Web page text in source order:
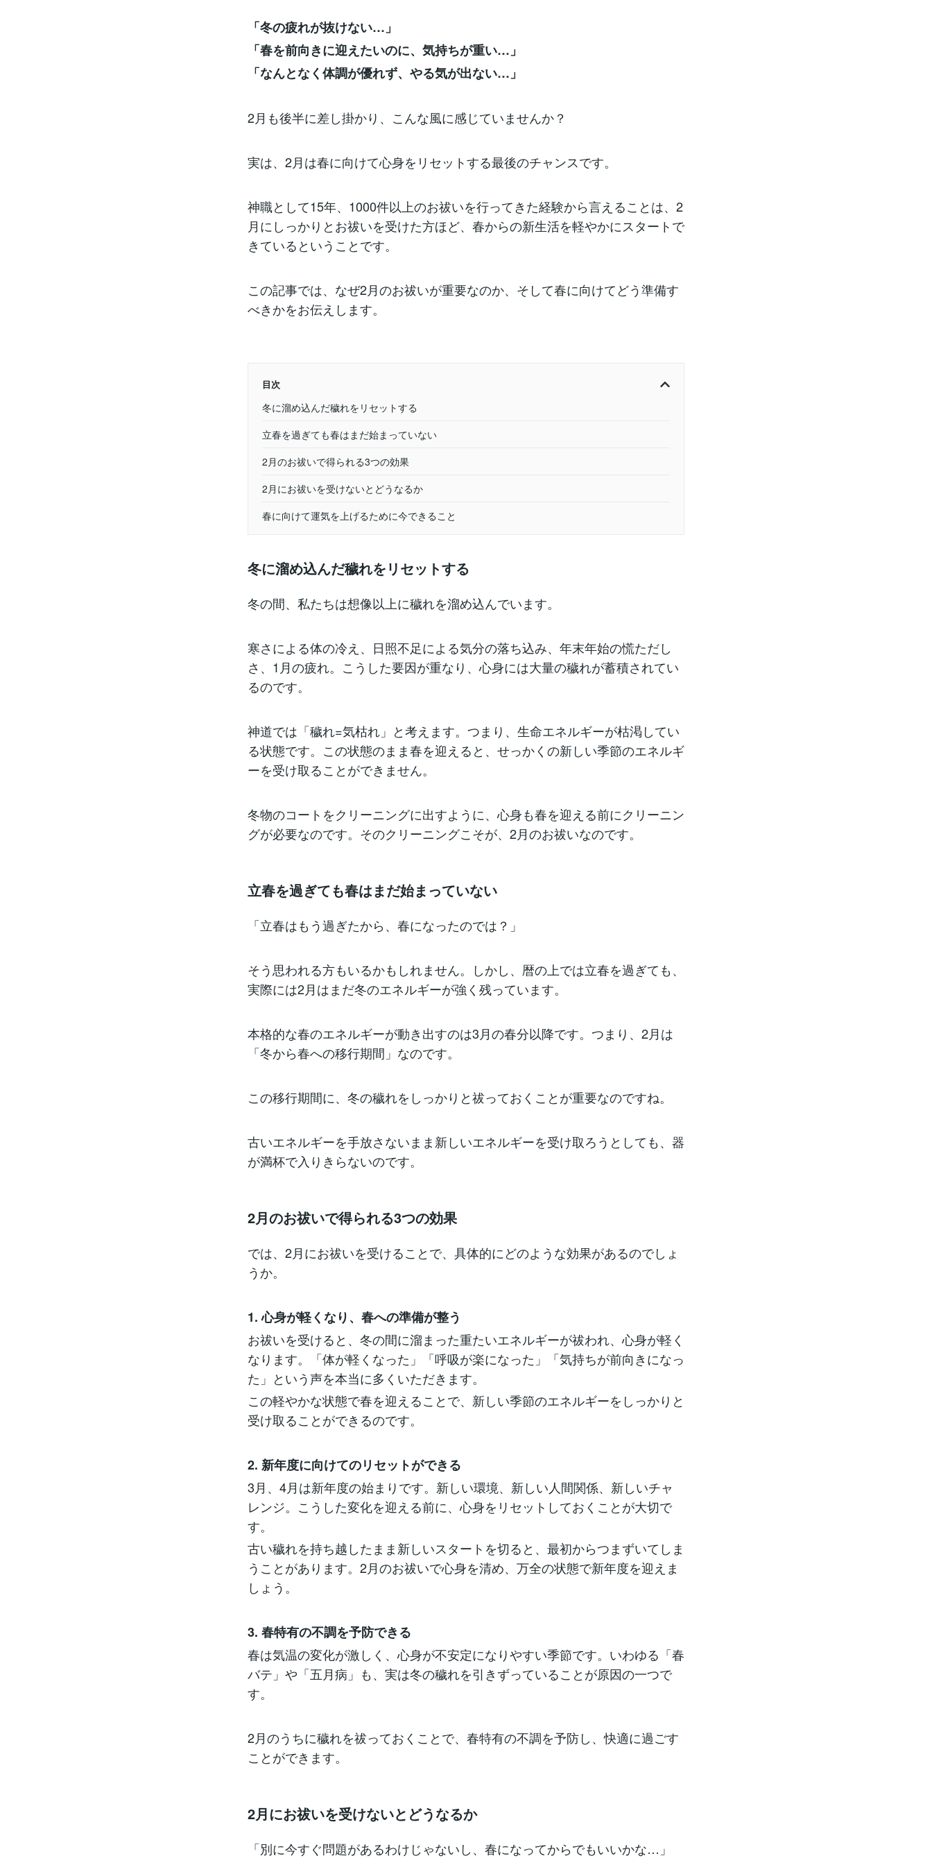
「冬の疲れが抜けない…」
「春を前向きに迎えたいのに、気持ちが重い…」
「なんとなく体調が優れず、やる気が出ない…」
2月も後半に差し掛かり、こんな風に感じていませんか？
実は、2月は春に向けて心身をリセットする最後のチャンスです。
神職として15年、1000件以上のお祓いを行ってきた経験から言えることは、2
月にしっかりとお祓いを受けた方ほど、春からの新生活を軽やかにスタートで
きているということです。
この記事では、なぜ2月のお祓いが重要なのか、そして春に向けてどう準備す
べきかをお伝えします。
目次
冬に溜め込んだ穢れをリセットする
立春を過ぎても春はまだ始まっていない
2月のお祓いで得られる3つの効果
2月にお祓いを受けないとどうなるか
春に向けて運気を上げるために今できること
冬に溜め込んだ穢れをリセットする
冬の間、私たちは想像以上に穢れを溜め込んでいます。
寒さによる体の冷え、日照不足による気分の落ち込み、年末年始の慌ただし
さ、1月の疲れ。こうした要因が重なり、心身には大量の穢れが蓄積されてい
るのです。
神道では「穢れ=気枯れ」と考えます。つまり、生命エネルギーが枯渇してい
る状態です。この状態のまま春を迎えると、せっかくの新しい季節のエネルギ
ーを受け取ることができません。
冬物のコートをクリーニングに出すように、心身も春を迎える前にクリーニン
グが必要なのです。そのクリーニングこそが、2月のお祓いなのです。
立春を過ぎても春はまだ始まっていない
「立春はもう過ぎたから、春になったのでは？」
そう思われる方もいるかもしれません。しかし、暦の上では立春を過ぎても、
実際には2月はまだ冬のエネルギーが強く残っています。
本格的な春のエネルギーが動き出すのは3月の春分以降です。つまり、2月は
「冬から春への移行期間」なのです。
この移行期間に、冬の穢れをしっかりと祓っておくことが重要なのですね。
古いエネルギーを手放さないまま新しいエネルギーを受け取ろうとしても、器
が満杯で入りきらないのです。
2月のお祓いで得られる3つの効果
では、2月にお祓いを受けることで、具体的にどのような効果があるのでしょ
うか。
1. 心身が軽くなり、春への準備が整う
お祓いを受けると、冬の間に溜まった重たいエネルギーが祓われ、心身が軽く
なります。「体が軽くなった」「呼吸が楽になった」「気持ちが前向きになっ
た」という声を本当に多くいただきます。
この軽やかな状態で春を迎えることで、新しい季節のエネルギーをしっかりと
受け取ることができるのです。
2. 新年度に向けてのリセットができる
3月、4月は新年度の始まりです。新しい環境、新しい人間関係、新しいチャ
レンジ。こうした変化を迎える前に、心身をリセットしておくことが大切で
す。
古い穢れを持ち越したまま新しいスタートを切ると、最初からつまずいてしま
うことがあります。2月のお祓いで心身を清め、万全の状態で新年度を迎えま
しょう。
3. 春特有の不調を予防できる
春は気温の変化が激しく、心身が不安定になりやすい季節です。いわゆる「春
バテ」や「五月病」も、実は冬の穢れを引きずっていることが原因の一つで
す。
2月のうちに穢れを祓っておくことで、春特有の不調を予防し、快適に過ごす
ことができます。
2月にお祓いを受けないとどうなるか
「別に今すぐ問題があるわけじゃないし、春になってからでもいいかな…」